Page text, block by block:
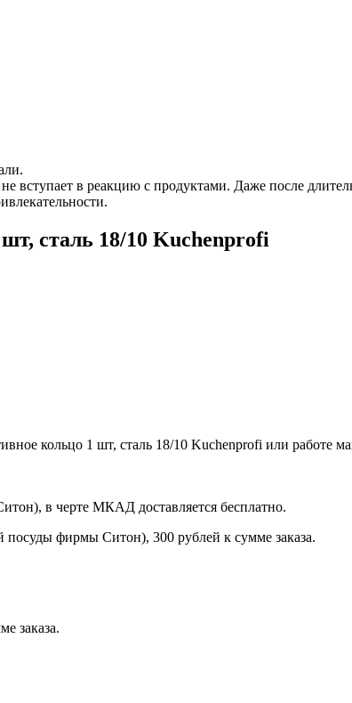
вступает в реакцию с продуктами. Даже после
сталь 18/10 Kuchenprofi
кольцо 1 шт, сталь 18/10 Kuchenprofi или работе
в черте МКАД доставляется бесплатно.
фирмы Ситон), 300 рублей к сумме заказа.
заказа.